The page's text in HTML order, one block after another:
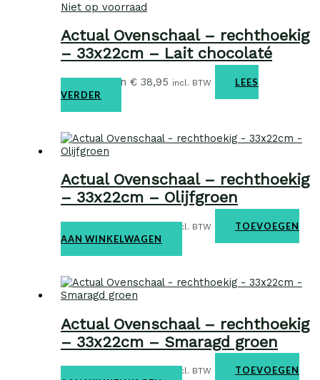
Niet op voorraad
Actual Ovenschaal – rechthoekig
– 33x22cm – Lait chocolaté
Ovenschalen€ 38,95 incl. BTW
LEES
VERDER
Actual Ovenschaal – rechthoekig
– 33x22cm – Olijfgroen
Ovenschalen€38,95 incl. BTW
TOEVOEGEN
AAN WINKELWAGEN
Actual Ovenschaal – rechthoekig
– 33x22cm – Smaragd groen
Ovenschalen€38,95 incl. BTW
TOEVOEGEN